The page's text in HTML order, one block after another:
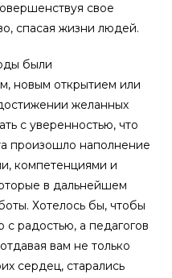
свое
спасая жизни людей.
были
новым открытием или
желанных
с уверенностью, что
произошло наполнение
компетенциями и
в дальнейшем
Хотелось бы, чтобы
с радостью, а педагогов
вам не только
сердец, старались